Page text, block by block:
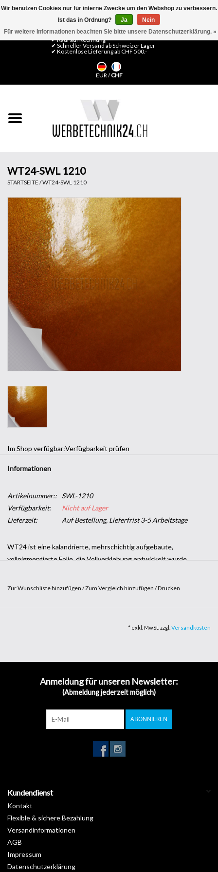
Mein Konto / Kundenkonto anlegen
✔ Kauf auf Rechnung
✔ Schneller Versand ab Schweizer Lager
✔ Kostenlose Lieferung ab CHF 500.-
EUR/CHF
Fertigung & Montage
Werkzeuge
Technik
WT24-SWL 1210
STARTSEITE /WT24-SWL 1210
Im Shop verfügbar:Verfügbarkeit prüfen
Informationen
Artikelnummer::
SWL-1210
Verfügbarkeit:
Nicht auf Lager
Lieferzeit:
Auf Bestellung, Lieferfrist 3-5 Arbeitstage
WT24 ist eine kalandrierte, mehrschichtig aufgebaute,
vollpigmentierte Folie, die Vollverklebung entwickelt wurde.
Luftkanäle im Klebstoff blasenfrei applizieren. WT24 Car Wrap Film
Folienbreite: 1.52m
Folienlänge: 20m
Preis-Leistung
uns, wir haben bestimmt eine Lösung. Mail:
Tel. 041 740 39 39
Zur Wunschliste hinzufügen /Zum Vergleich hinzufügen /Drucken
* exkl. MwSt. zzgl. Versandkosten
Anmeldung für unseren Newsletter:
(Abmeldung jederzeit möglich)
ABONNIEREN
Kundendienst
Kontakt
Flexible & sichere Bezahlung
Versandinformationen
AGB
Impressum
Datenschutzerklärung
Wir benutzen Cookies nur für interne Zwecke um den Webshop zu verbessern.
Ist das in Ordnung?
Ja
Nein
Für weitere Informationen beachten Sie bitte unsere Datenschutzerklärung. »